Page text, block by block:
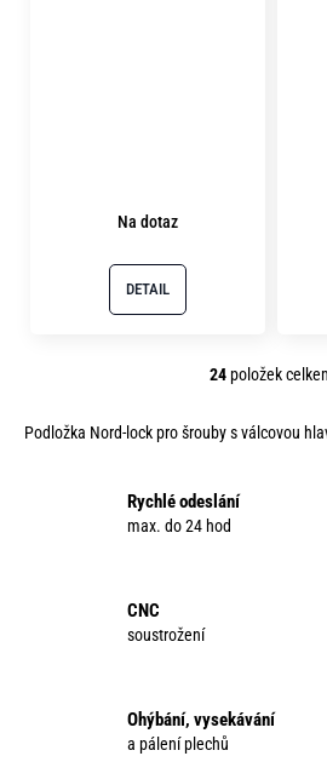
Na dotaz
DETAIL
O
l
y
v
24položek
Podložka Nord-lock pro šrouby s válcovou
Rychlé odeslání
max. do 24 hod
CNC
soustrožení
Ohýbání, vysekávání
a pálení plechů